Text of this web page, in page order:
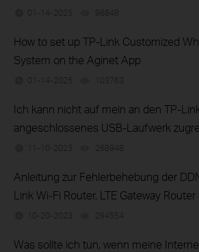
01-14-2025 98848
How to set up TP-Link Customized
System on the Aginet App
01-14-2025 103763
Ich kann nicht auf mein an den TP-
angeschlossenes USB-Laufwerk
11-10-2023 268948
Anleitung zur Fehlerbehebung der
Link Wi-Fi Router, LTE Gateway
10-20-2023 294554
Was sollte ich tun, wenn meine